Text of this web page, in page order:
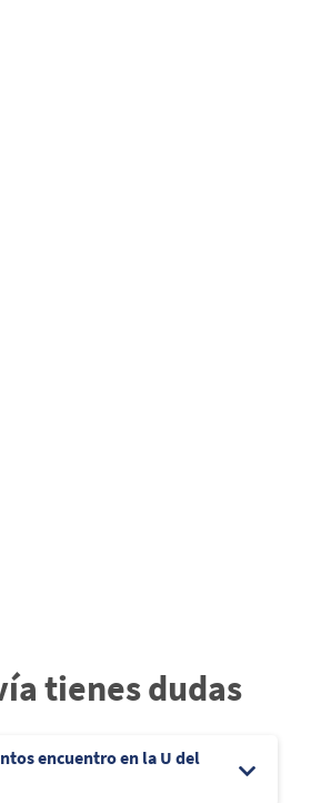
tienes dudas
encuentro en la U del